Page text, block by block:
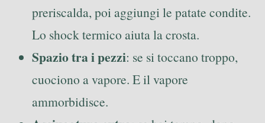
preriscalda, poi aggiungi le patate condite.
Lo shock termico aiuta la crosta.
Spazio tra i pezzi: se si toccano troppo,
cuociono a vapore. E il vapore
ammorbidisce.